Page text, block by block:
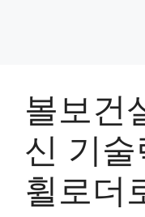
볼보건
신 기
휠로더